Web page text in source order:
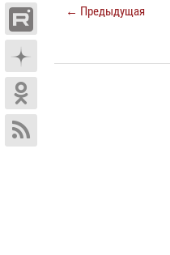
← Предыдущая